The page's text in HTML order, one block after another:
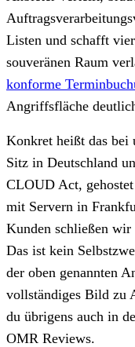
Listen und schafft
souveränen Raum
konforme
Angriffsfläche
Konkret heißt das bei
Sitz in Deutschland
CLOUD Act,
mit Servern in
Kunden schließen wir
Das ist kein
der oben genannten
vollständiges Bild zu
du übrigens auch in
OMR Reviews.